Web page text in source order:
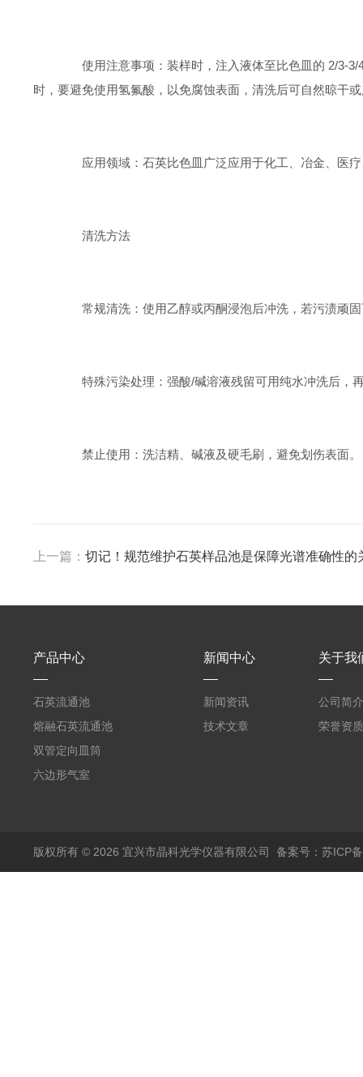
使用注意事项：装样时，注入液体至比色皿的 2/3-3/4
时，要避免使用氢氟酸，以免腐蚀表面，清洗后可自然晾干
应用领域：石英比色皿广泛应用于化工、冶金、医疗
清洗方法
常规清洗‌：使用乙醇或丙酮浸泡后冲洗，若污渍顽固
特殊污染处理‌：强酸/碱溶液残留可用纯水冲洗后，
‌禁止使用‌：洗洁精、碱液及硬毛刷，避免划伤表面。
上一篇： 切记！规范维护石英样品池是保障光谱准确性的
产品中心
石英流通池
熔融石英流通池
双管定向皿筒
六边形气室
新闻中心
新闻资讯
技术文章
关于我
公司简介
荣誉资质
版权所有 © 2026 宜兴市晶科光学仪器有限公司 备案号：苏ICP